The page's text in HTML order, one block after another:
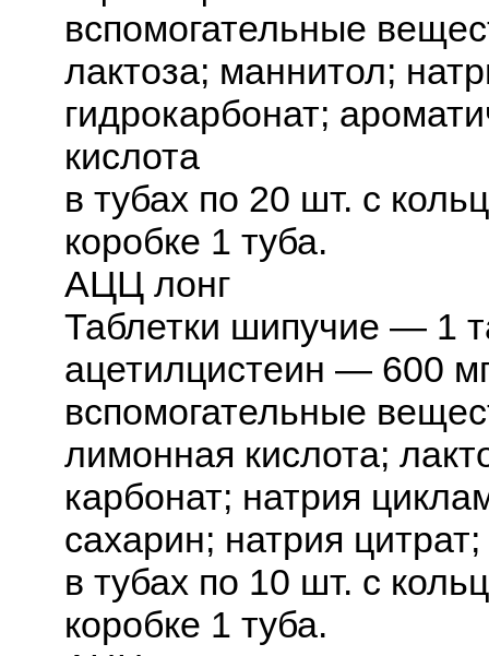
вспомогательные
лактоза; маннитол;
гидрокарбонат;
кислота
в тубах по 20 шт. с
коробке 1 туба.
АЦЦ лонг
Таблетки шипучие — 1
ацетилцистеин — 600
вспомогательные
лимонная кислота;
карбонат; натрия
сахарин; натрия
в тубах по 10 шт. с
коробке 1 туба.